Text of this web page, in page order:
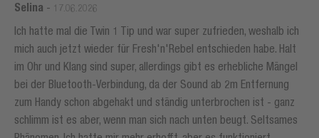
Selina - 17.06.2026
Ich hatte mal die Twin 1 Tip und war super zufrieden, weshalb ich
mich auch jetzt wieder für Fresh'n'Rebel entschieden habe. Halt
im Ohr und Klang sind super, allerdings gibt es erhebliche Mängel
bei der Bluetooth-Verbindung, da der Sound ab 2m Entfernung
zum Handy schon abgehakt und ständig unterbrochen ist - ganz
schlimm ist es aber, wenn man sich nach unten beugt. Seltsames